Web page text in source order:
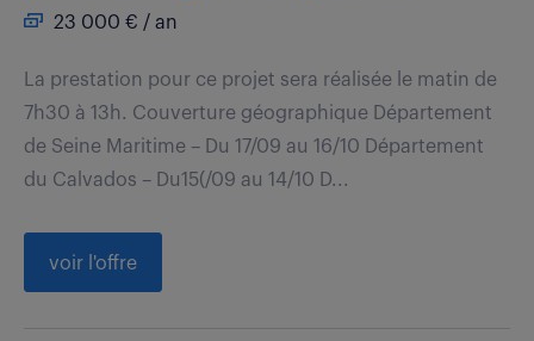
23 000 € / an
La prestation pour ce projet sera réalisée le matin de
7h30 à 13h. Couverture géographique Département
de Seine Maritime – Du 17/09 au 16/10 Département
du Calvados – Du15(/09 au 14/10 D...
voir l'offre